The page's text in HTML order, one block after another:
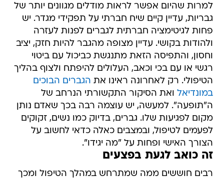
למרות שהיום אפשר לראות מודלים מגוונים יותר של
גבריות, עדיין קיים שיח חברתי על תפקידי מגדר. יש
פחות לגיטימציה חברתית לגברים לפנות לעזרה
ולהודות בקושי. עדיין מצופה מהגבר להיות חזק, יציב
וחסון, והתפיסה הזאת מתנגשת כביכול עם ביטוי
רגשי או עם בכי וכאב, העלולים להיפתח ולצוף בהליך
הטיפולי. רק לאחרונה ראינו את הגברים הבוכים
במונדיאל ואת הסיקור התקשורתי הנרחב של
ה"תופעה". למעשה, יש עוצמה רבה בכך שאדם נותן
מקום לפגיעות שלו. גברים, בדיוק כמו נשים, זקוקים
לפעמים לטיפול, ובמצבים כאלה כדאי לחשוב על
הצורך האישי ופחות על "מה יגידו".
זה כואב לגעת בפצעים
רבים חוששים ממה שמתרחש במהלך הטיפול ומכך